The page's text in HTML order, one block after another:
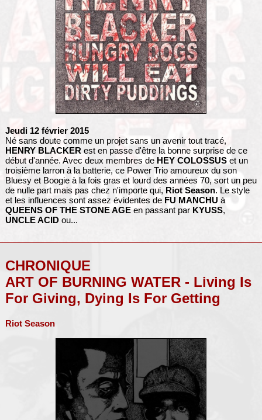
Jeudi 12 février 2015
Né sans doute comme un projet sans un avenir tout tracé,
HENRY BLACKERest en passe d'être la bonne surprise de ce
début d'année. Avec deux membres de HEY COLOSSUSet un
troisième larron à la batterie, ce Power Trio amoureux du son
Bluesy et Boogie à la fois gras et lourd des années 70, sort un peu
de nulle part mais pas chez n'importe qui, Riot Season. Le style
et les influences sont assez évidentes de FU MANCHU à
QUEENS OF THE STONE AGEen passant par KYUSS,
UNCLE ACIDou...
CHRONIQUE
ART OF BURNING WATER - Living Is
For Giving, Dying Is For Getting
Riot Season